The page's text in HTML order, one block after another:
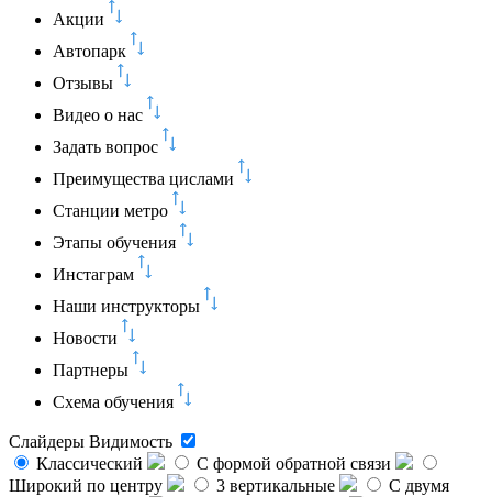
Акции
Автопарк
Отзывы
Видео о нас
Задать вопрос
Преимущества цислами
Станции метро
Этапы обучения
Инстаграм
Наши инструкторы
Новости
Партнеры
Схема обучения
Слайдеры Видимость
Классический
C формой обратной связи
Широкий по центру
3 вертикальные
С двумя